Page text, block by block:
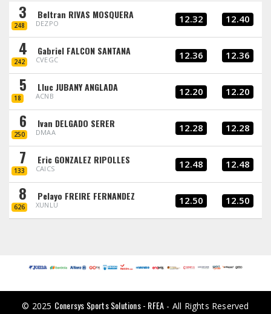
3
248
Beltran RIVAS MOSQUERA
DEZPO 12.32 12.40
4
242
Gabriel FALCON SANTANA
CVEGC 12.36 12.36
5
18
Lluc JUBANY ANGLADA
ACNB 12.20 12.20
6
250
Ivan DELGADO SERER
DMAA 12.28 12.28
7
133
Eric GONZALEZ RIPOLLES
CAICS 12.48 12.48
8
626
Pelayo FREIRE FERNANDEZ
XUNLU 12.50 12.50
© 2025 Conersys Sports Solutions - RFEA - All Rights Reserved